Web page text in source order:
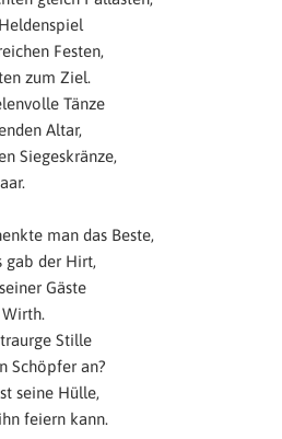
Festen,
zum Ziel.
Tänze
Altar,
Siegeskränze,
man das Beste,
gab der Hirt,
Gäste
Stille
Schöpfer an?
seine Hülle,
feiern kann.